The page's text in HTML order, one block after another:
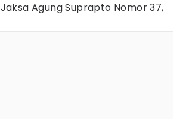
Agung Suprapto Nomor 37,